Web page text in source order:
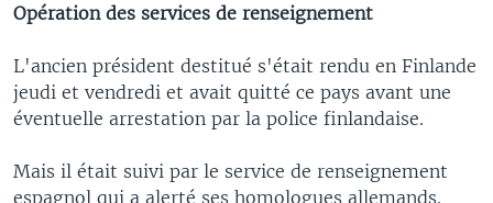
Opération des services de renseignement
L'ancien président destitué s'était rendu en Finlande
jeudi et vendredi et avait quitté ce pays avant une
éventuelle arrestation par la police finlandaise.
Mais il était suivi par le service de renseignement
espagnol qui a alerté ses homologues allemands.